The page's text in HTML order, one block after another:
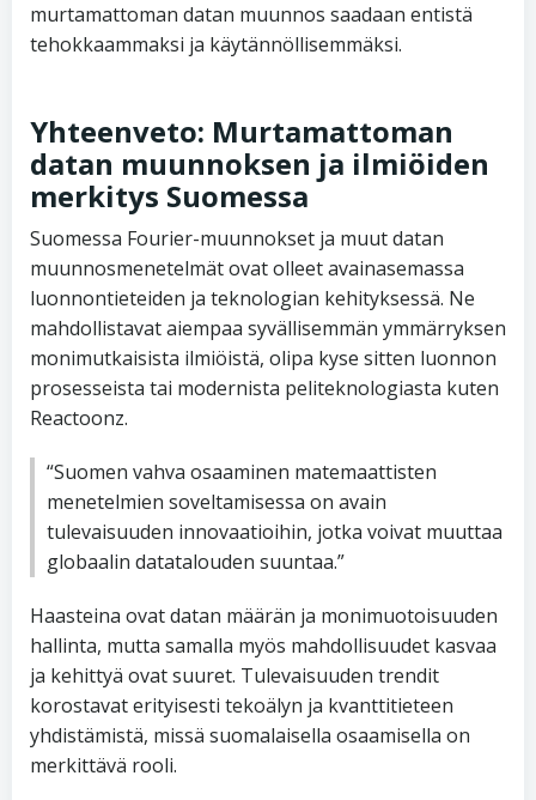
murtamattoman datan muunnos saadaan entistä
tehokkaammaksi ja käytännöllisemmäksi.
Yhteenveto: Murtamattoman
datan muunnoksen ja ilmiöiden
merkitys Suomessa
Suomessa Fourier-muunnokset ja muut datan
muunnosmenetelmät ovat olleet avainasemassa
luonnontieteiden ja teknologian kehityksessä. Ne
mahdollistavat aiempaa syvällisemmän ymmärryksen
monimutkaisista ilmiöistä, olipa kyse sitten luonnon
prosesseista tai modernista peliteknologiasta kuten
Reactoonz.
“Suomen vahva osaaminen matemaattisten
menetelmien soveltamisessa on avain
tulevaisuuden innovaatioihin, jotka voivat muuttaa
globaalin datatalouden suuntaa.”
Haasteina ovat datan määrän ja monimuotoisuuden
hallinta, mutta samalla myös mahdollisuudet kasvaa
ja kehittyä ovat suuret. Tulevaisuuden trendit
korostavat erityisesti tekoälyn ja kvanttitieteen
yhdistämistä, missä suomalaisella osaamisella on
merkittävä rooli.